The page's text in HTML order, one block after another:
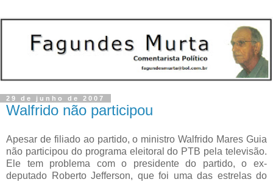
29 de junho de 2007
Walfrido não participou
Apesar de filiado ao partido, o ministro Walfrido Mares Guia
não participou do programa eleitoral do PTB pela televisão.
Ele tem problema com o presidente do partido, o ex-
deputado Roberto Jefferson, que foi uma das estrelas do